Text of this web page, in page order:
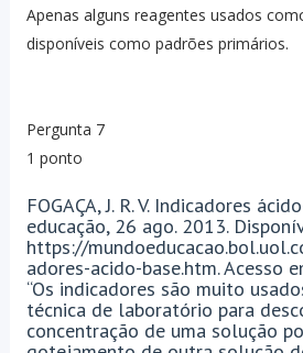
Apenas alguns reagentes usados
disponíveis como padrões primários.
Pergunta 7
1 ponto
FOGAÇA, J. R. V. Indicadores
educação, 26 ago. 2013.
https://
adores-acido-base.htm. Acesso
“Os indicadores são muito
técnica de laboratório para
concentração de uma solução